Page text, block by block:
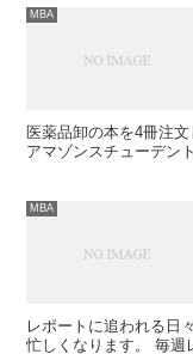
MBA
医薬品卸の本を4冊注
アマゾンスチューデン
MBA
レポートに追われる日
忙しくなります。 毎週